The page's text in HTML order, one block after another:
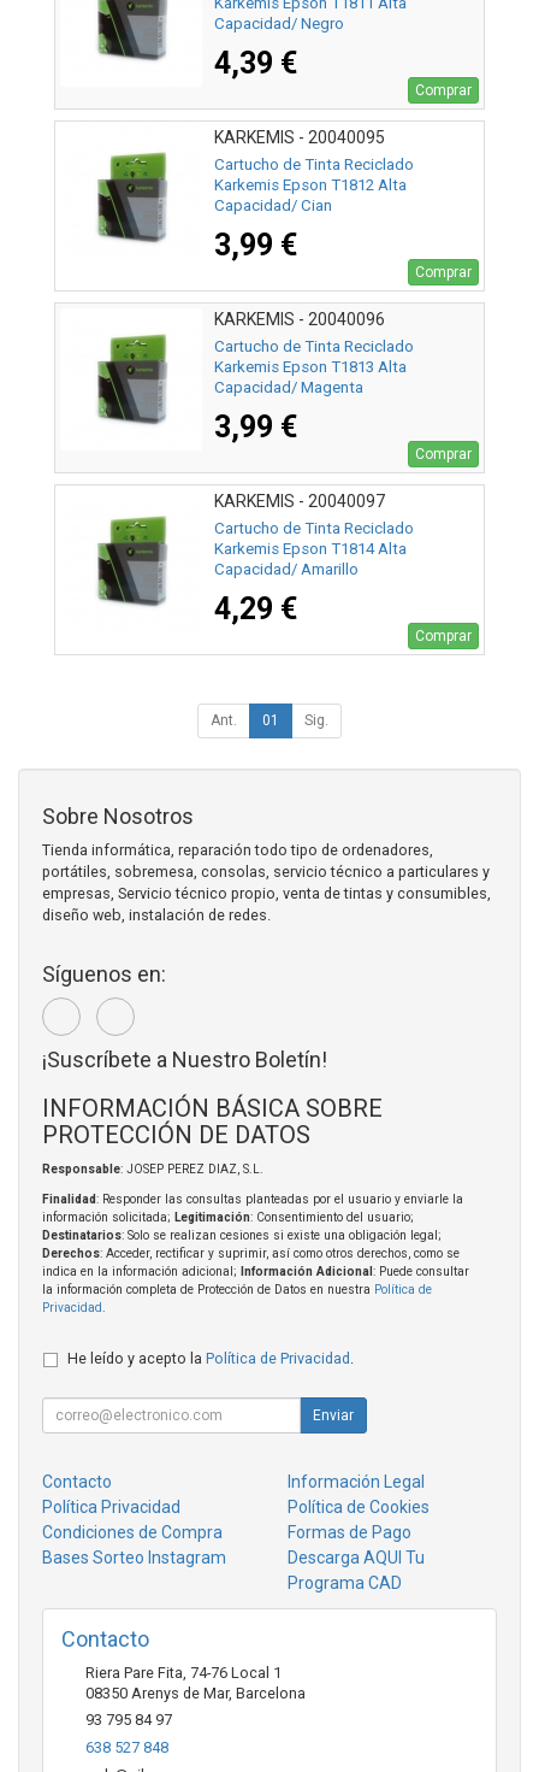
Capacidad/ Negro
4,39 €
Comprar
KARKEMIS - 20040095
Cartucho de Tinta Reciclado
Karkemis Epson T1812 Alta
Capacidad/ Cian
3,99 €
Comprar
KARKEMIS - 20040096
Cartucho de Tinta Reciclado
Karkemis Epson T1813 Alta
Capacidad/ Magenta
3,99 €
Comprar
KARKEMIS - 20040097
Cartucho de Tinta Reciclado
Karkemis Epson T1814 Alta
Capacidad/ Amarillo
4,29 €
Comprar
Ant. 01 Sig.
Sobre Nosotros
Tienda informática, reparación todo tipo de ordenadores,
portátiles, sobremesa, consolas, servicio técnico a particulares y
empresas, Servicio técnico propio, venta de tintas y consumibles,
diseño web, instalación de redes.
Síguenos en:
¡Suscríbete a Nuestro Boletín!
INFORMACIÓN BÁSICA SOBRE
PROTECCIÓN DE DATOS
Responsable: JOSEP PEREZ DIAZ, S.L.
Finalidad: Responder las consultas planteadas por el usuario y enviarle la
información solicitada; Legitimación: Consentimiento del usuario;
Destinatarios: Solo se realizan cesiones si existe una obligación legal;
Derechos: Acceder, rectificar y suprimir, así como otros derechos, como se
indica en la información adicional;
Información Adicional : Puede consultar
la información completa de Protección de Datos en nuestra Política de
Privacidad
He leído y acepto la Política de Privacidad .
Enviar
Contacto
Información Legal
Política Privacidad
Política de Cookies
Condiciones de Compra
Formas de Pago
Bases Sorteo Instagram
Descarga AQUI Tu
Programa CAD
Contacto
Riera Pare Fita, 74-76 Local 1
08350 Arenys de Mar, Barcelona
93 795 84 97
638 527 848